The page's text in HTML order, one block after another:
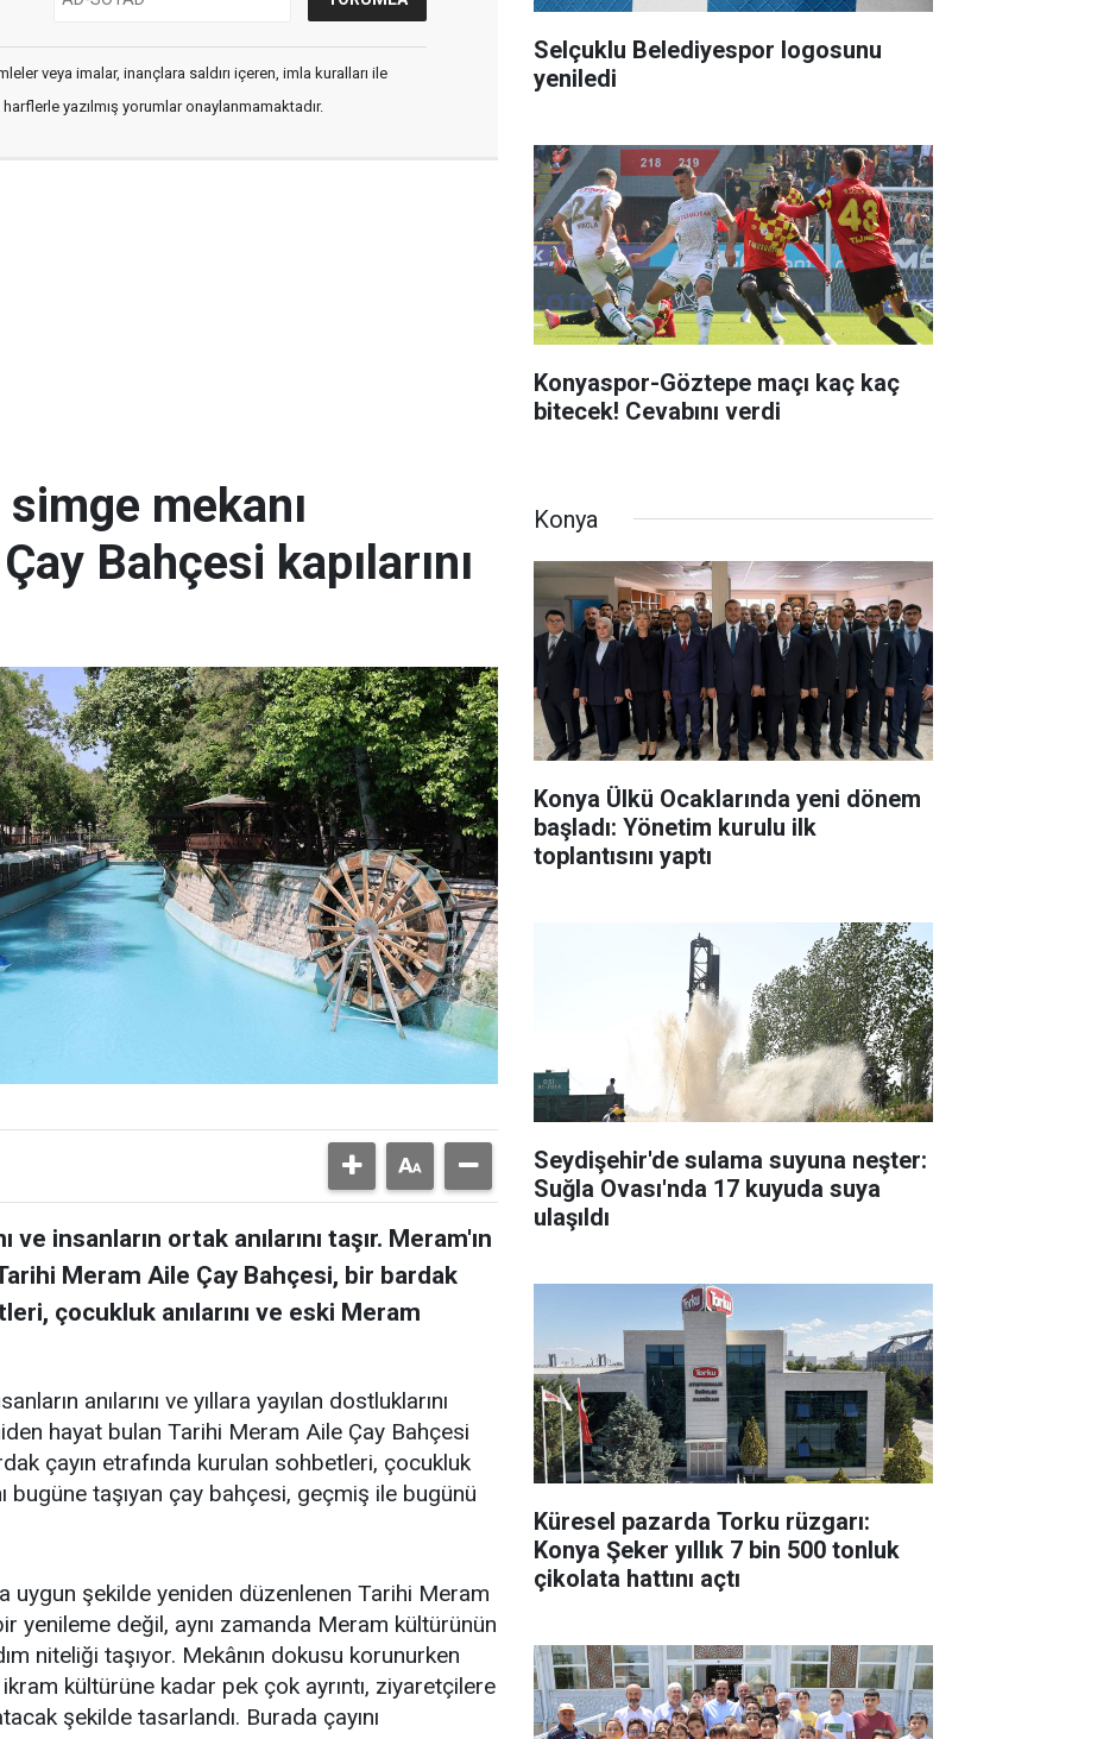
veya imalar, inançlara saldırı içeren, imla kuralları ile
yazılmış yorumlar onaylanmamaktadır.
Selçuklu Belediyespor logosunu
yeniledi
Konyaspor-Göztepe maçı kaç kaç
bitecek! Cevabını verdi
mekanı
Bahçesi kapılarını
ve insanların ortak anılarını taşır. Meram'ın
Meram Aile Çay Bahçesi, bir bardak
çocukluk anılarını ve eski Meram
anılarını ve yıllara yayılan dostluklarını
hayat bulan Tarihi Meram Aile Çay Bahçesi
çayın etrafında kurulan sohbetleri, çocukluk
bugüne taşıyan çay bahçesi, geçmiş ile bugünü
uygun şekilde yeniden düzenlenen Tarihi Meram
yenileme değil, aynı zamanda Meram kültürünün
niteliği taşıyor. Mekânın dokusu korunurken
kültürüne kadar pek çok ayrıntı, ziyaretçilere
şekilde tasarlandı. Burada çayını
Konya
Konya Ülkü Ocaklarında yeni dönem
başladı: Yönetim kurulu ilk
toplantısını yaptı
Seydişehir'de sulama suyuna neşter:
Suğla Ovası'nda 17 kuyuda suya
ulaşıldı
Küresel pazarda Torku rüzgarı:
Konya Şeker yıllık 7 bin 500 tonluk
çikolata hattını açtı